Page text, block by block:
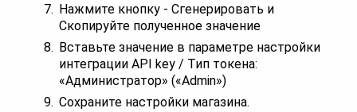
Нажмите кнопку - Сгенерировать и
Скопируйте полученное значение
Вставьте значение в параметре настройки
интеграции API key / Тип токена:
«Администратор» («Admin»)
Сохраните настройки магазина.